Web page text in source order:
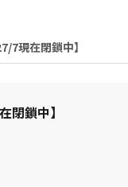
7現在閉鎖中】
閉鎖中】